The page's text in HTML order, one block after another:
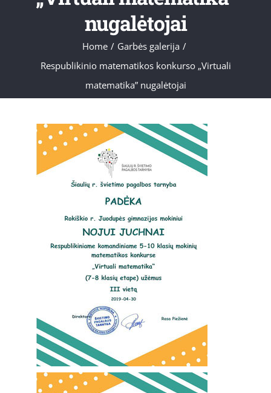
nugalėtojai
Home / Garbės galerija /
Respublikinio matematikos konkurso „Virtuali
matematika” nugalėtojai